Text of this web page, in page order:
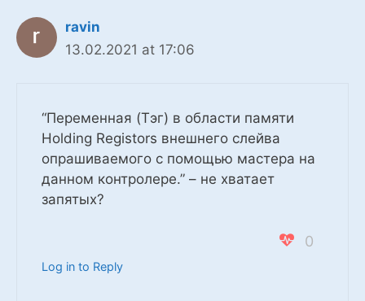
ravin
13.02.2021 at 17:06
“Переменная (Тэг) в области памяти
Holding Registors внешнего слейва
опрашиваемого с помощью мастера на
данном контролере.” – не хватает
запятых?
0
Log in to Reply